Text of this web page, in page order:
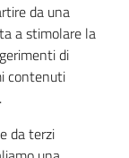
da una
a stimolare la
di
contenuti
da terzi